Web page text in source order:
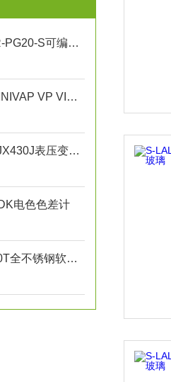
池田屋精品！坂口SSR-PG20-S可编程温度控制器技术参数
池田屋新品田中科学MINIVAP VP VISION三级膨胀法蒸气压测试仪
池田屋新品横河电机EJX430J表压变送器
电色色差计
池田屋新品吉武AL-140T全不锈钢软密封安全泄压阀正式发布